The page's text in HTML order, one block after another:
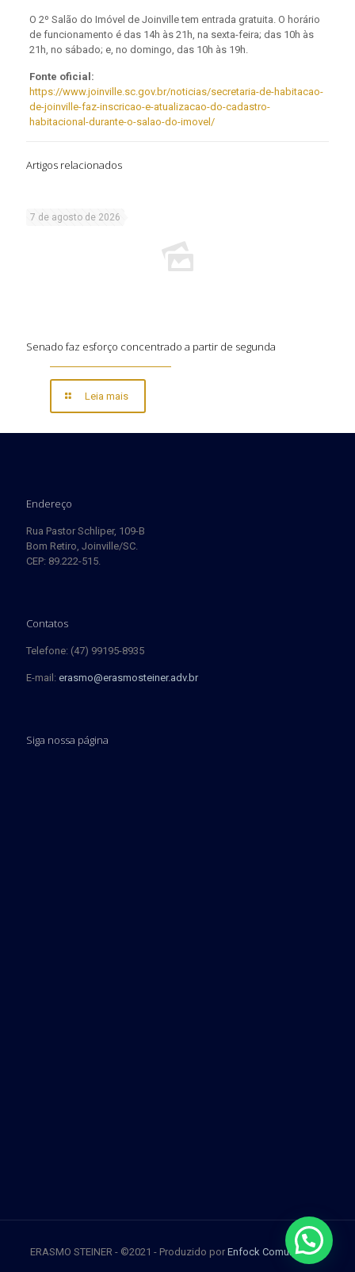
O 2º Salão do Imóvel de Joinville tem entrada gratuita. O horário
de funcionamento é das 14h às 21h, na sexta-feira; das 10h às
21h, no sábado; e, no domingo, das 10h às 19h.
Fonte oficial:
https://www.joinville.sc.gov.br/noticias/secretaria-de-habitacao-
de-joinville-faz-inscricao-e-atualizacao-do-cadastro-
habitacional-durante-o-salao-do-imovel/
Artigos relacionados
7 de agosto de 2026
Senado faz esforço concentrado a partir de segunda
Leia mais
Endereço
Rua Pastor Schliper, 109-B
Bom Retiro, Joinville/SC.
CEP: 89.222-515.
Contatos
Telefone: (47) 99195-8935
E-mail: erasmo@erasmosteiner.adv.br
Siga nossa página
ERASMO STEINER - ©2021 - Produzido por Enfock Comunicação